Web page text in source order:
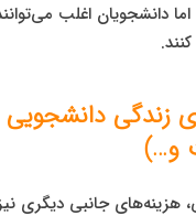
دانشجویان اغلب
زندگی دانشجویی
و…)
هزینه‌های جانبی دیگری